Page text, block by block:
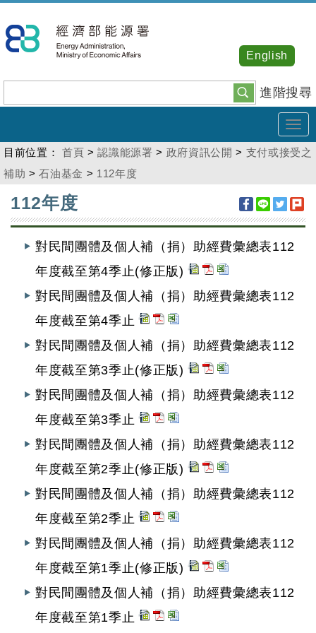
到
主
內
容
進階搜尋
English
目前位置： 首頁 >認識能源署 > 政府資訊公開 > 支付或接受之
補助 >石油基金 > 112年度
112年度
對民間團體及個人補（捐）助經費彙總表112
年度截至第4季止(修正版)
對民間團體及個人補（捐）助經費彙總表112
年度截至第4季止
對民間團體及個人補（捐）助經費彙總表112
年度截至第3季止(修正版)
對民間團體及個人補（捐）助經費彙總表112
年度截至第3季止
對民間團體及個人補（捐）助經費彙總表112
年度截至第2季止(修正版)
對民間團體及個人補（捐）助經費彙總表112
年度截至第2季止
對民間團體及個人補（捐）助經費彙總表112
年度截至第1季止(修正版)
對民間團體及個人補（捐）助經費彙總表112
年度截至第1季止